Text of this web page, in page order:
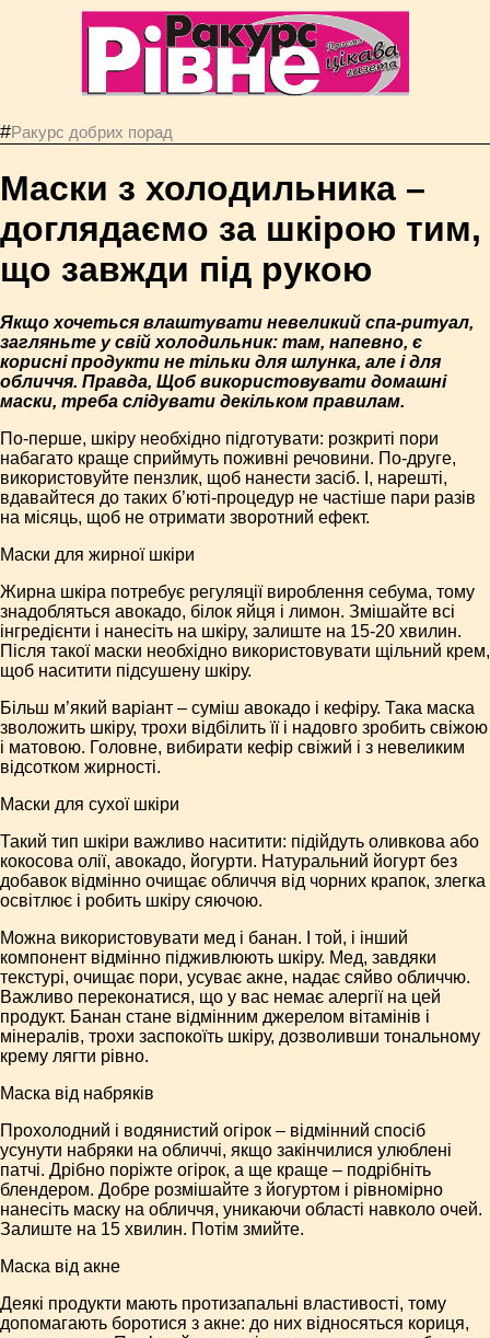
#Ракурс добрих порад
Маски з холодильника –
доглядаємо за шкірою тим,
що завжди під рукою
Якщо хочеться влаштувати невеликий спа-ритуал,
загляньте у свій холодильник: там, напевно, є
корисні продукти не тільки для шлунка, але і для
обличчя. Правда, Щоб використовувати домашні
маски, треба слідувати декільком правилам.
По-перше, шкіру необхідно підготувати: розкриті пори
набагато краще сприймуть поживні речовини. По-друге,
використовуйте пензлик, щоб нанести засіб. І, нарешті,
вдавайтеся до таких б’юті-процедур не частіше пари разів
на місяць, щоб не отримати зворотний ефект.
Маски для жирної шкіри
Жирна шкіра потребує регуляції вироблення себума, тому
знадобляться авокадо, білок яйця і лимон. Змішайте всі
інгредієнти і нанесіть на шкіру, залиште на 15-20 хвилин.
Після такої маски необхідно використовувати щільний крем,
щоб наситити підсушену шкіру.
Більш м’який варіант – суміш авокадо і кефіру. Така маска
зволожить шкіру, трохи відбілить її і надовго зробить свіжою
і матовою. Головне, вибирати кефір свіжий і з невеликим
відсотком жирності.
Маски для сухої шкіри
Такий тип шкіри важливо наситити: підійдуть оливкова або
кокосова олії, авокадо, йогурти. Натуральний йогурт без
добавок відмінно очищає обличчя від чорних крапок, злегка
освітлює і робить шкіру сяючою.
Можна використовувати мед і банан. І той, і інший
компонент відмінно підживлюють шкіру. Мед, завдяки
текстурі, очищає пори, усуває акне, надає сяйво обличчю.
Важливо переконатися, що у вас немає алергії на цей
продукт. Банан стане відмінним джерелом вітамінів і
мінералів, трохи заспокоїть шкіру, дозволивши тональному
крему лягти рівно.
Маска від набряків
Прохолодний і водянистий огірок – відмінний спосіб
усунути набряки на обличчі, якщо закінчилися улюблені
патчі. Дрібно поріжте огірок, а ще краще – подрібніть
блендером. Добре розмішайте з йогуртом і рівномірно
нанесіть маску на обличчя, уникаючи області навколо очей.
Залиште на 15 хвилин. Потім змийте.
Маска від акне
Деякі продукти мають протизапальні властивості, тому
допомагають боротися з акне: до них відносяться кориця,